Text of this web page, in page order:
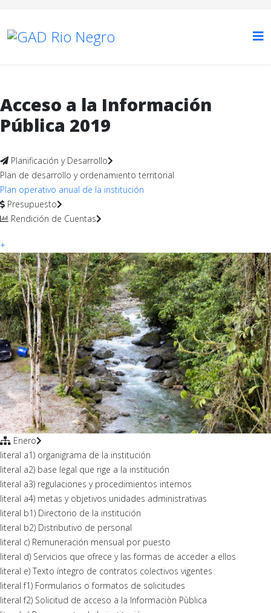
Acceso a la Información
Pública 2019
Planificación y Desarrollo
Plan de desarrollo y ordenamiento territorial
Plan operativo anual de la institución
Presupuesto
Rendición de Cuentas
+
Enero
literal a1) organigrama de la institución
literal a2) base legal que rige a la institución
literal a3) regulaciones y procedimientos internos
literal a4) metas y objetivos unidades administrativas
literal b1) Directorio de la institución
literal b2) Distributivo de personal
literal c) Remuneración mensual por puesto
literal d) Servicios que ofrece y las formas de acceder a ellos
literal e) Texto íntegro de contratos colectivos vigentes
literal f1) Formularios o formatos de solicitudes
literal f2) Solicitud de acceso a la Informaciòn Pùblica